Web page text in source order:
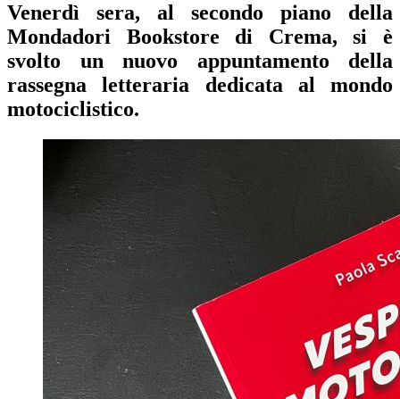
Venerdì sera, al secondo piano della
Mondadori Bookstore di Crema, si è
svolto un nuovo appuntamento della
rassegna letteraria dedicata al mondo
motociclistico.